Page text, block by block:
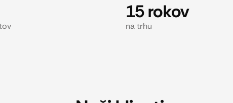
15 rokov
na trhu